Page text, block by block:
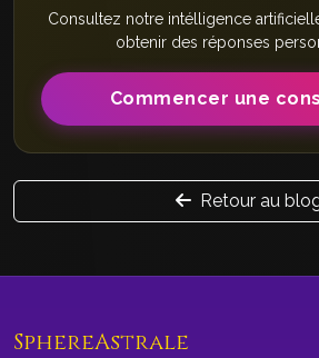
Consultez notre intélligence
obtenir des réponses
Commencer une
Retour au
SphereAstrale